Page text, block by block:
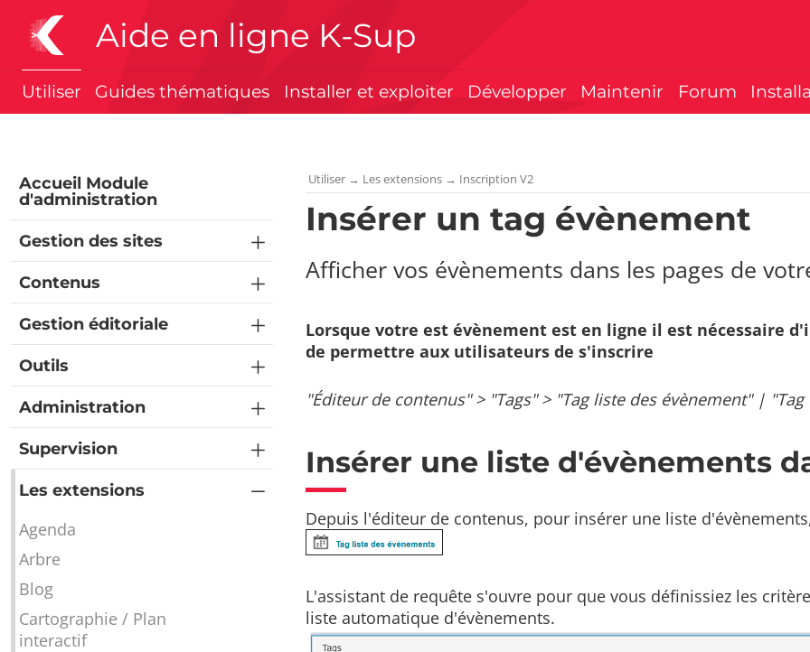
Aide en ligne K-Sup
Utiliser Guides thématiques Installer et exploiter Développer Maintenir Forum
Accueil Module
d'administration
Gestion des sites
Contenus
Gestion éditoriale
Outils
Administration
Supervision
Les extensions
Agenda
Arbre
Blog
Cartographie / Plan
interactif
Utiliser → Les extensions → Inscription V2
Insérer un tag évènement
Afficher vos évènements dans les pages de
Lorsque votre est évènement est en ligne il est nécessaire
de permettre aux utilisateurs de s'inscrire
"Éditeur de contenus" > "Tags" > "Tag liste des évènement" |
Insérer une liste d'évènements
Depuis l'éditeur de contenus, pour insérer une liste
L'assistant de requête s'ouvre pour que vous définissiez les
liste automatique d'évènements.